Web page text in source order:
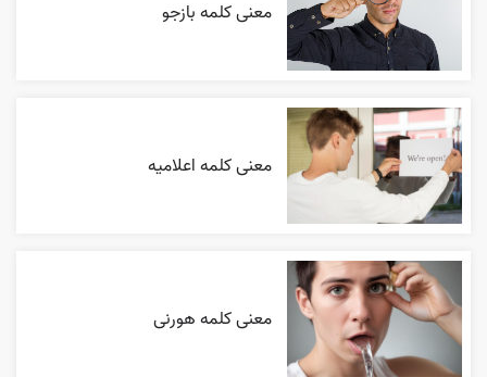
معنی کلمه بازجو
معنی کلمه اعلاميه
معنی کلمه هورنی